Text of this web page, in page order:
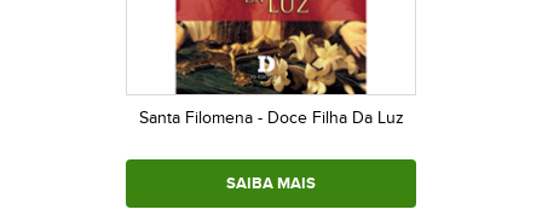
Santa Filomena - Doce Filha Da Luz
SAIBA MAIS